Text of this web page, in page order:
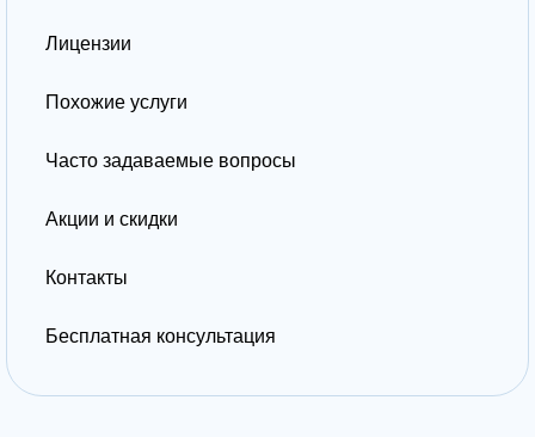
Лицензии
Похожие услуги
Часто задаваемые вопросы
Акции и скидки
Контакты
Бесплатная консультация